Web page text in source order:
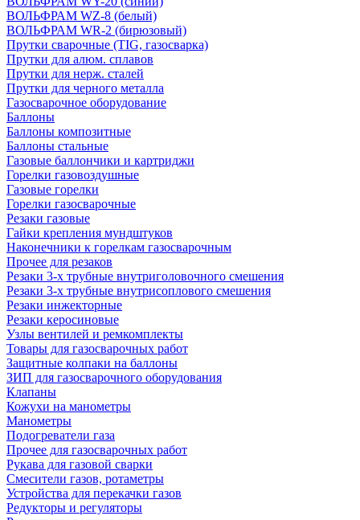
ВОЛЬФРАМ WZ-8 (белый)
ВОЛЬФРАМ WR-2 (бирюзовый)
Прутки сварочные (TIG, газосварка)
Прутки для алюм. сплавов
Прутки для нерж. сталей
Прутки для черного металла
Газосварочное оборудование
Баллоны
Баллоны композитные
Баллоны стальные
Газовые баллончики и картриджи
Горелки газовоздушные
Газовые горелки
Горелки газосварочные
Резаки газовые
Гайки крепления мундштуков
Наконечники к горелкам газосварочным
Прочее для резаков
Резаки 3-х трубные внутриголовочного смешения
Резаки 3-х трубные внутрисоплового смешения
Резаки инжекторные
Резаки керосиновые
Узлы вентилей и ремкомплекты
Товары для газосварочных работ
Защитные колпаки на баллоны
ЗИП для газосварочного оборудования
Клапаны
Кожухи на манометры
Манометры
Подогреватели газа
Прочее для газосварочных работ
Рукава для газовой сварки
Смесители газов, ротаметры
Устройства для перекачки газов
Редукторы и регуляторы